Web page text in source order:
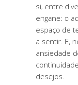
si, entre
engane: o
espaço de
a sentir. E,
ansiedade
desejos.